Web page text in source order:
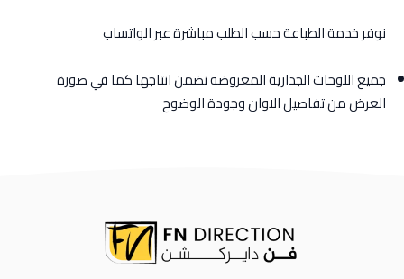
نوفر خدمة الطباعة حسب الطلب مباشرة عبر الواتساب
جميع اللوحات الجدارية المعروضه نضمن انتاجها كما في صورة
العرض من تفاصيل الاوان وجودة الوضوح